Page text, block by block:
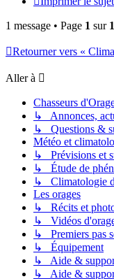
1 message • Page 1 sur 1
Retourner vers «
Aller à
Chasseurs
↳ Annonces,
↳ Questions &
Météo et
↳ Prévisions et
↳ Étude de
↳ Climatologie
Les orages
↳ Récits et
↳ Vidéos
↳ Premiers pas
↳ Équipement
↳ Aide &
↳ Aide &